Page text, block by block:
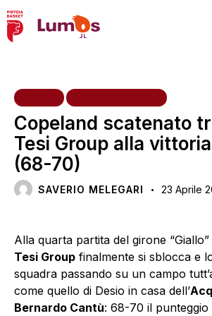
Copeland scatenato
Tesi Group alla
(68-70)
SAVERIO MELEGARI 23 Aprile
Alla quarta partita del girone
Tesi Group finalmente si sblocca e
squadra passando su un campo
come quello di Desio in casa dell’
Bernardo Cantù: 68-70 il punteggio